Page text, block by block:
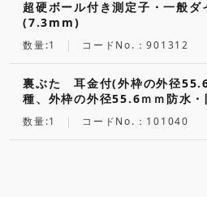
超硬ボール付き測定子・一般ダ
(7.3mm)
数量:1 コードNo.：901312
裏ぶた 耳金付(外枠の外径
種、外枠の外径55.6ｍｍ防水
数量:1 コードNo.：101040